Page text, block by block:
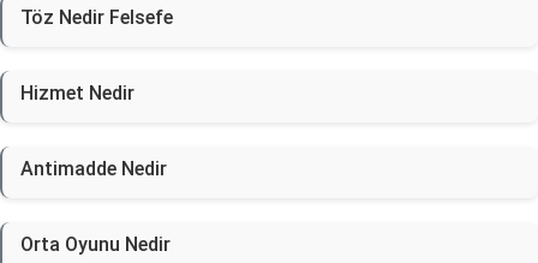
Töz Nedir Felsefe
Hizmet Nedir
Antimadde Nedir
Orta Oyunu Nedir